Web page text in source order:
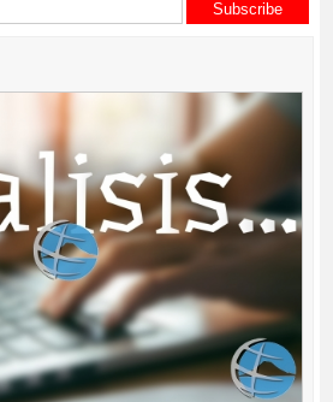
Subscribe